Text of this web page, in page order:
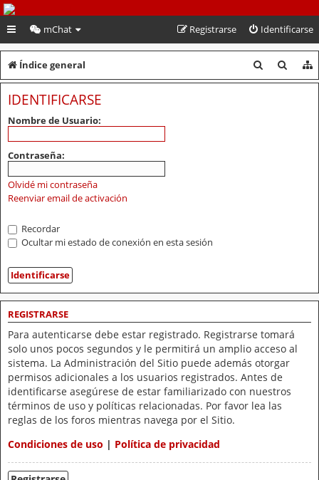
PeruVoley.com
mChat Identificarse
Registrarse
Índice general
u
u
IDENTIFICARSE
Nombre de Usuario:
Contraseña:
Olvidé mi contraseña
Reenviar email de activación
Recordar
Ocultar mi estado de conexión en esta sesión
REGISTRARSE
Para autenticarse debe estar registrado. Registrarse tomará
solo unos pocos segundos y le permitirá un amplio acceso al
sistema. La Administración del Sitio puede además otorgar
permisos adicionales a los usuarios registrados. Antes de
identificarse asegúrese de estar familiarizado con nuestros
términos de uso y políticas relacionadas. Por favor lea las
reglas de los foros mientras navega por el Sitio.
Condiciones de uso | Política de privacidad